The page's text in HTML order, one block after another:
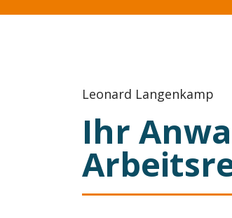
Leonard Langenkamp
Ihr